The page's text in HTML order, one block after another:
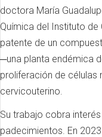
doctora María
Química del Instituto de
patente de un
─una planta endémica
proliferación de células
cervicouterino.
Su trabajo cobra
padecimientos. En